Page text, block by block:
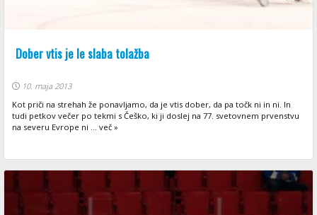
Dober vtis je le slaba tolažba
10. maja 2013
Kot priči na strehah že ponavljamo, da je vtis dober, da pa točk ni in ni. In
tudi petkov večer po tekmi s Češko, ki ji doslej na 77. svetovnem prvenstvu
na severu Evrope ni ... več »